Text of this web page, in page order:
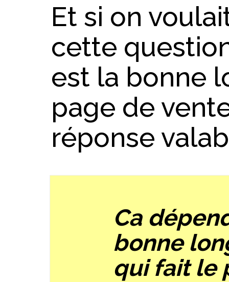
Et si on
cette
est la bonne
page de
réponse
Ca
bonne
qui fait le